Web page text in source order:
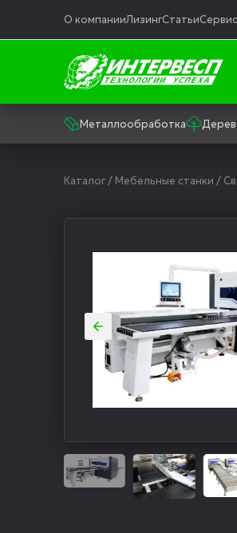
О компанииЛизингСтатьиСервис
Металлообработка
Каталог/ Мебельные станки /